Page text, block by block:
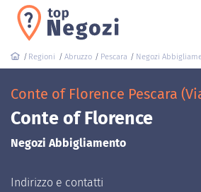
Regioni Abruzzo Pescara Negozi
Conte of Florence Pescara
Conte of Florence
Negozi Abbigliamento
Indirizzo e contatti